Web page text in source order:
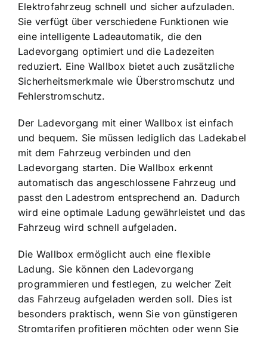
Elektrofahrzeug schnell und sicher aufzuladen.
Sie verfügt über verschiedene Funktionen wie
eine intelligente Ladeautomatik, die den
Ladevorgang optimiert und die Ladezeiten
reduziert. Eine Wallbox bietet auch zusätzliche
Sicherheitsmerkmale wie Überstromschutz und
Fehlerstromschutz.
Der Ladevorgang mit einer Wallbox ist einfach
und bequem. Sie müssen lediglich das Ladekabel
mit dem Fahrzeug verbinden und den
Ladevorgang starten. Die Wallbox erkennt
automatisch das angeschlossene Fahrzeug und
passt den Ladestrom entsprechend an. Dadurch
wird eine optimale Ladung gewährleistet und das
Fahrzeug wird schnell aufgeladen.
Die Wallbox ermöglicht auch eine flexible
Ladung. Sie können den Ladevorgang
programmieren und festlegen, zu welcher Zeit
das Fahrzeug aufgeladen werden soll. Dies ist
besonders praktisch, wenn Sie von günstigeren
Stromtarifen profitieren möchten oder wenn Sie